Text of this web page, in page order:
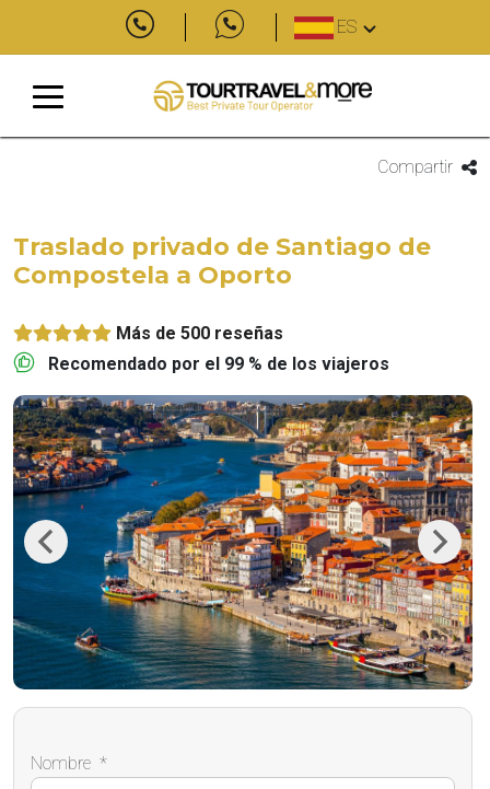
ES
Compartir
Traslado privado de Santiago de
Compostela a Oporto
Más de 500 reseñas
Recomendado por el 99 % de los viajeros
Previous Next
Nombre *